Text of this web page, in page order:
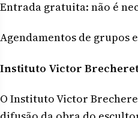
Entrada gratuita: não é
Agendamentos de grupos
Instituto Victor
O Instituto Victor